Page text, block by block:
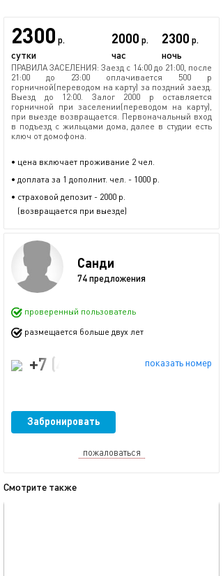
2300 р.
сутки
2000 р.
час
2300 р.
ночь
ПРАВИЛА ЗАСЕЛЕНИЯ: Заезд с 14:00 до 21:00, после
21:00 до 23:00 оплачивается 500 р
горничной(переводом на карту) за поздний заезд.
Выезд до 12:00. Залог 2000 р оставляется
горничной при заселении(переводом на карту),
при выезде возвращается. Первоначальный вход
в подъезд с жильцами дома, далее в студии есть
ключ от домофона.
• цена включает проживание 2 чел.
• доплата за 1 дополнит. чел. - 1000 р.
• страховой депозит - 2000 р.
(возвращается при выезде)
Санди
74 предложения
проверенный пользователь
размещается больше двух лет
показать номер
+7 (499) 444-14-01
Забронировать
пожаловаться
Смотрите также